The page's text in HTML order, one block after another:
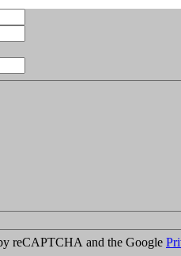
reCAPTCHA and the Google